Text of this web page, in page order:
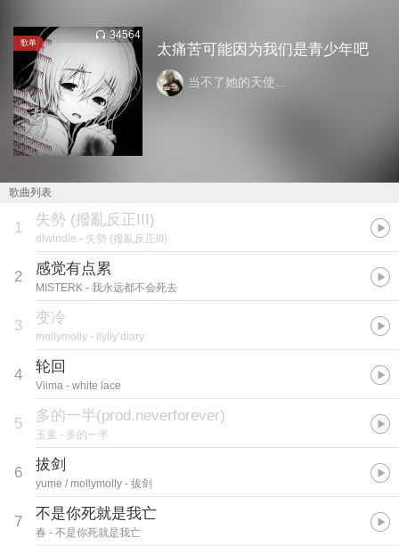
歌单
34564
太痛苦可能因为我们是青少年吧
当不了她的天使...
歌曲列表
1 失勢 (撥亂反正III)
dlwindle - 失勢 (撥亂反正III)
2 感觉有点累
MISTERK - 我永远都不会死去
3 变冷
mollymolly - llylly’diary
4 轮回
Viima - white lace
5 多的一半(prod.neverforever)
玉童 - 多的一半
6 拔剑
yume / mollymolly - 拔剑
7 不是你死就是我亡
春 - 不是你死就是我亡